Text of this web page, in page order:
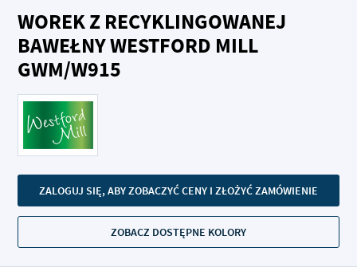
WOREK Z RECYKLINGOWANEJ
BAWEŁNY WESTFORD MILL
GWM/W915
ZALOGUJ SIĘ, ABY ZOBACZYĆ CENY I ZŁOŻYĆ ZAMÓWIENIE
ZOBACZ DOSTĘPNE KOLORY
na
początek
galerii